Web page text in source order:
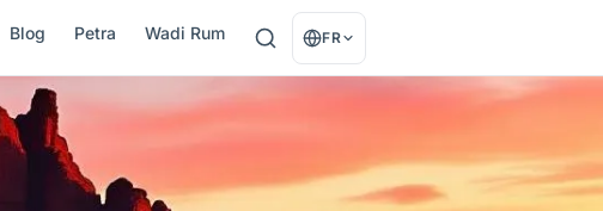
Blog Petra Wadi Rum FR